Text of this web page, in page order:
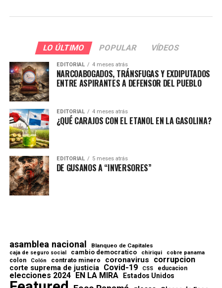
LO ÚLTIMO POPULAR VÍDEOS
EDITORIAL 4 meses atrás
NARCOABOGADOS, TRÁNSFUGAS Y EXDIPUTADOS
ENTRE ASPIRANTES A DEFENSOR DEL PUEBLO
EDITORIAL 4 meses atrás
¿QUÉ CARAJOS CON EL ETANOL EN LA GASOLINA?
EDITORIAL 5 meses atrás
DE GUSANOS A “INVERSORES”
asamblea nacional Blanqueo de Capitales
caja de seguro social cambio democratico chiriqui cobre panama
colon Colón contrato minero coronavirus corrupcion
corte suprema de justicia Covid-19 CSS educacion
elecciones 2024 EN LA MIRA Estados Unidos